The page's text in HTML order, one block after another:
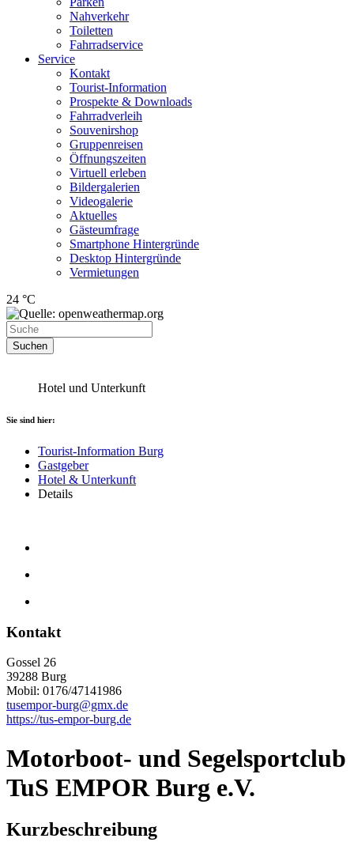
Nahverkehr
Toiletten
Fahrradservice
Service
Kontakt
Tourist-Information
Prospekte & Downloads
Fahrradverleih
Souvenirshop
Gruppenreisen
Öffnungszeiten
Virtuell erleben
Bildergalerien
Videogalerie
Aktuelles
Gästeumfrage
Smartphone Hintergründe
Desktop Hintergründe
Vermietungen
24 °C
Suchen
Hotel und Unterkunft
Sie sind hier:
Tourist-Information Burg
Gastgeber
Hotel & Unterkunft
Details
Kontakt
Gossel 26
39288 Burg
Mobil: 0176/47141986
tusempor-burg@gmx.de
https://tus-empor-burg.de
Motorboot- und Segelsportclub
TuS EMPOR Burg e.V.
Kurzbeschreibung